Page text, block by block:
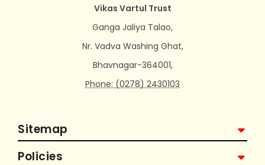
Vikas Vartul Trust
Ganga Jaliya Talao,
Nr. Vadva Washing Ghat,
Bhavnagar-364001,
Phone: (0278) 2430103
Sitemap
Policies